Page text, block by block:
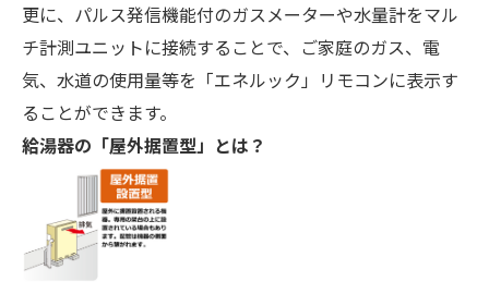
更に、パルス発信機能付のガスメーターや水量計をマル
チ計測ユニットに接続することで、ご家庭のガス、電
気、水道の使用量等を「エネルック」リモコンに表示す
ることができます。
給湯器の「屋外据置型」とは？